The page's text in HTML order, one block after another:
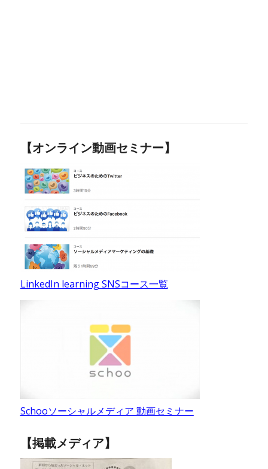
【オンライン動画セミナー】
LinkedIn learning SNSコース一覧
Schooソーシャルメディア 動画セミナー
【掲載メディア】